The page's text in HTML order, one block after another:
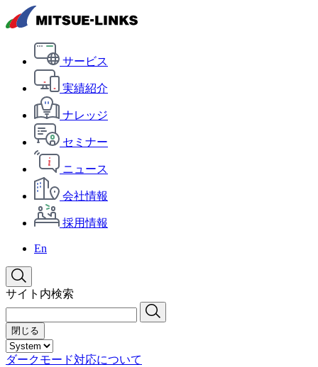
サービス
実績紹介
ナレッジ
セミナー
ニュース
会社情報
採用情報
En
サイト内検索
閉じる
ダークモード対応について